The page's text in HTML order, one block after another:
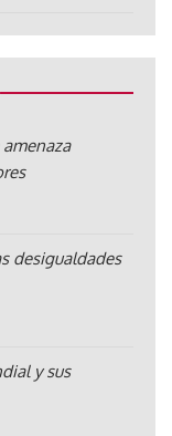
desigualdades
y sus